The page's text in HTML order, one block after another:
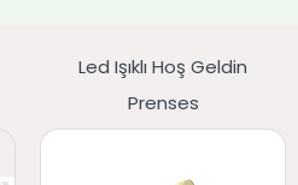
Led Işıklı Hoş Geldin
Prenses